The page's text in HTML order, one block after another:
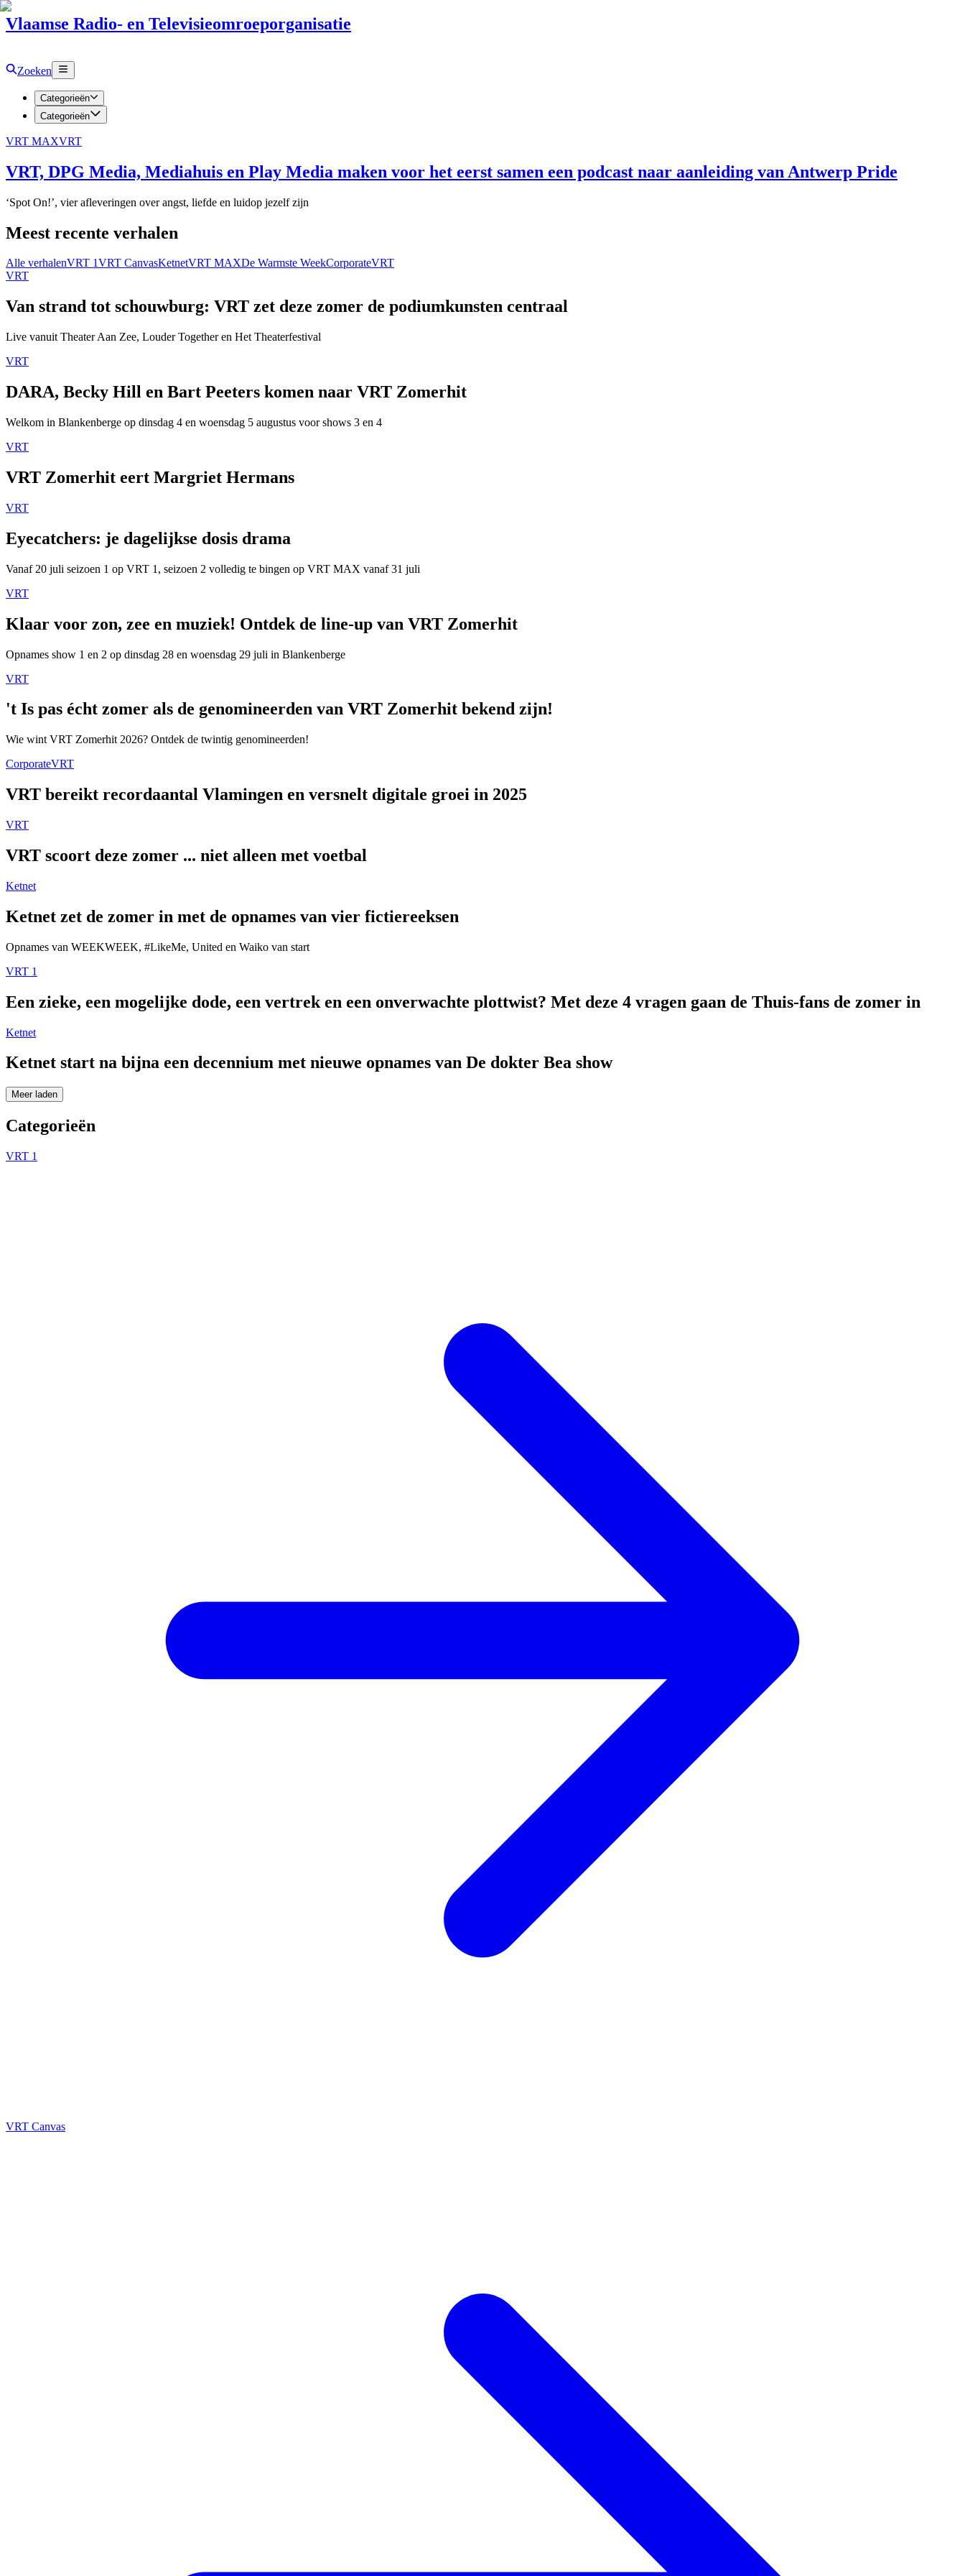
Vlaamse Radio- en Televisieomroeporganisatie
Zoeken
Categorieën
Categorieën
VRT MAXVRT
VRT, DPG Media, Mediahuis en Play Media maken voor het eerst samen een podcast naar aanleiding van Antwerp Pride
‘Spot On!’, vier afleveringen over angst, liefde en luidop jezelf zijn
Meest recente verhalen
Alle verhalenVRT 1VRT CanvasKetnetVRT MAXDe Warmste WeekCorporateVRT
VRT
Van strand tot schouwburg: VRT zet deze zomer de podiumkunsten centraal
Live vanuit Theater Aan Zee, Louder Together en Het Theaterfestival
VRT
DARA, Becky Hill en Bart Peeters komen naar VRT Zomerhit
Welkom in Blankenberge op dinsdag 4 en woensdag 5 augustus voor shows 3 en 4
VRT
VRT Zomerhit eert Margriet Hermans
VRT
Eyecatchers: je dagelijkse dosis drama
Vanaf 20 juli seizoen 1 op VRT 1, seizoen 2 volledig te bingen op VRT MAX vanaf 31 juli
VRT
Klaar voor zon, zee en muziek! Ontdek de line-up van VRT Zomerhit
Opnames show 1 en 2 op dinsdag 28 en woensdag 29 juli in Blankenberge
VRT
't Is pas écht zomer als de genomineerden van VRT Zomerhit bekend zijn!
Wie wint VRT Zomerhit 2026? Ontdek de twintig genomineerden!
CorporateVRT
VRT bereikt recordaantal Vlamingen en versnelt digitale groei in 2025
VRT
VRT scoort deze zomer ... niet alleen met voetbal
Ketnet
Ketnet zet de zomer in met de opnames van vier fictiereeksen
Opnames van WEEKWEEK, #LikeMe, United en Waiko van start
VRT 1
Een zieke, een mogelijke dode, een vertrek en een onverwachte plottwist? Met deze 4 vragen gaan de Thuis-fans de zomer in
Ketnet
Ketnet start na bijna een decennium met nieuwe opnames van De dokter Bea show
Meer laden
Categorieën
VRT 1
VRT Canvas